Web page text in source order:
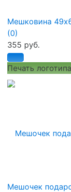
избранное
Мешковина
(0)
355 руб.
Печать логотипа
Мешочек